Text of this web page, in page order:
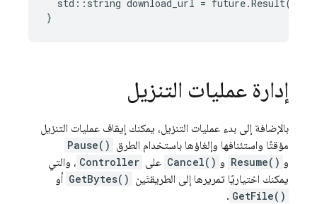
std :: string download_url = future.Result();
}
إدارة عمليات التنزيل
بالإضافة إلى بدء عمليات التنزيل، يمكنك إيقاف عمليات التنزيل
مؤقتًا واستئنافها وإلغاؤها باستخدام الطرق Pause()
و Resume() و Cancel() على Controller ، والتي
يمكنك اختياريًا تمريرها إلى الطريقتَين GetBytes() أو
GetFile()
.